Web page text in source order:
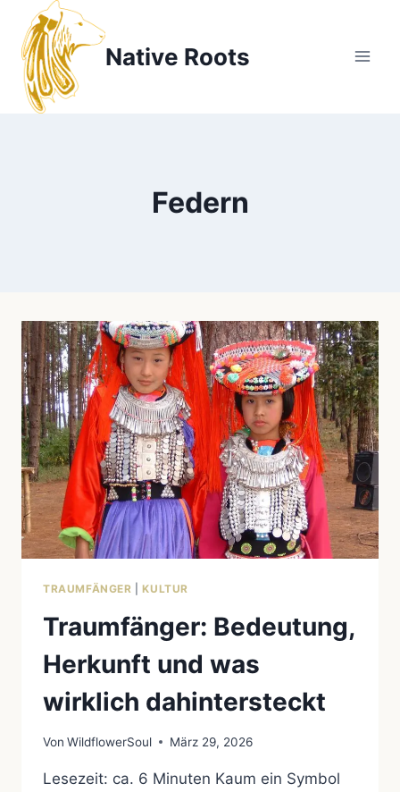
Inhalt
springen
Native Roots
Federn
TRAUMFÄNGER |KULTUR
Traumfänger: Bedeutung,
Herkunft und was
wirklich dahintersteckt
Von WildflowerSoul März 29, 2026
Lesezeit: ca. 6 Minuten Kaum ein Symbol